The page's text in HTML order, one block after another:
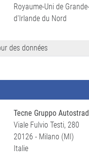
Royaume-Uni de
d'Irlande du Nord
des données
Tecne Gruppo
Viale Fulvio Testi, 280
20126 - Milano (MI)
Italie